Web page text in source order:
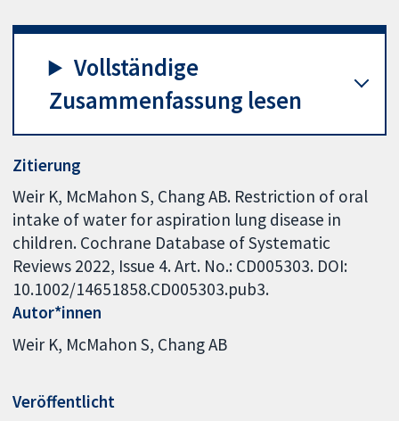
Vollständige
Zusammenfassung lesen
Zitierung
Weir K, McMahon S, Chang AB. Restriction of oral
intake of water for aspiration lung disease in
children. Cochrane Database of Systematic
Reviews 2022, Issue 4. Art. No.: CD005303. DOI:
10.1002/14651858.CD005303.pub3.
Autor*innen
Weir K McMahon S Chang AB
Veröffentlicht